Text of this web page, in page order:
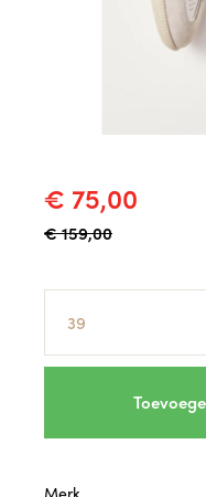
€ 75,00
€ 159,00